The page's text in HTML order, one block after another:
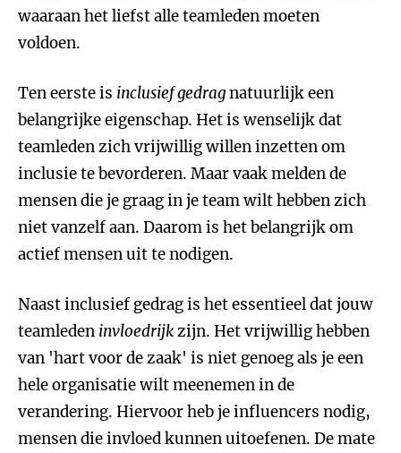
waaraan het liefst alle teamleden moeten
voldoen.
Ten eerste is inclusief gedragnatuurlijk een
belangrijke eigenschap. Het is wenselijk dat
teamleden zich vrijwillig willen inzetten om
inclusie te bevorderen. Maar vaak melden de
mensen die je graag in je team wilt hebben zich
niet vanzelf aan. Daarom is het belangrijk om
actief mensen uit te nodigen.
Naast inclusief gedrag is het essentieel dat jouw
teamleden invloedrijkzijn. Het vrijwillig hebben
van 'hart voor de zaak' is niet genoeg als je een
hele organisatie wilt meenemen in de
verandering. Hiervoor heb je influencers nodig,
mensen die invloed kunnen uitoefenen. De mate